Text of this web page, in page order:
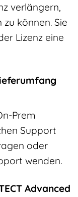
verlängern,
können. Sie
Lizenz eine
Prem
Support
oder
wenden.
Advanced